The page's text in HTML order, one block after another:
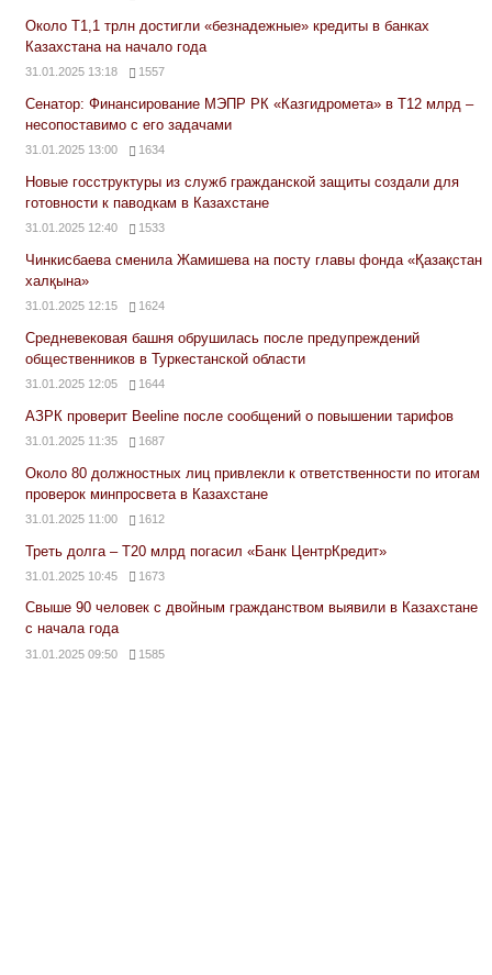
Около Т1,1 трлн достигли «безнадежные» кредиты в банках
Казахстана на начало года
31.01.2025 13:18 1557
Сенатор: Финансирование МЭПР РК «Казгидромета» в Т12 млрд –
несопоставимо с его задачами
31.01.2025 13:00 1634
Новые госструктуры из служб гражданской защиты создали для
готовности к паводкам в Казахстане
31.01.2025 12:40 1533
Чинкисбаева сменила Жамишева на посту главы фонда «Қазақстан
халқына»
31.01.2025 12:15 1624
Средневековая башня обрушилась после предупреждений
общественников в Туркестанской области
31.01.2025 12:05 1644
АЗРК проверит Beeline после сообщений о повышении тарифов
31.01.2025 11:35 1687
Около 80 должностных лиц привлекли к ответственности по итогам
проверок минпросвета в Казахстане
31.01.2025 11:00 1612
Треть долга – Т20 млрд погасил «Банк ЦентрКредит»
31.01.2025 10:45 1673
Свыше 90 человек с двойным гражданством выявили в Казахстане
с начала года
31.01.2025 09:50 1585